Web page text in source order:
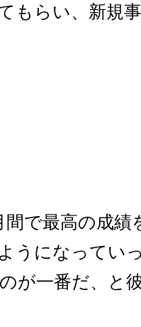
もらい、新規
で最高の成績
うになってい
が一番だ、と